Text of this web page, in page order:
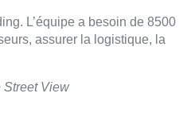
L’équipe a besoin de 8500
assurer la logistique, la
Street View